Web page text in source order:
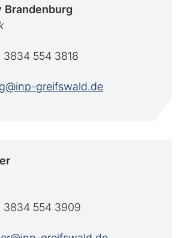
Brandenburg
3834 554 3818
greifswald.de
3834 554 3909